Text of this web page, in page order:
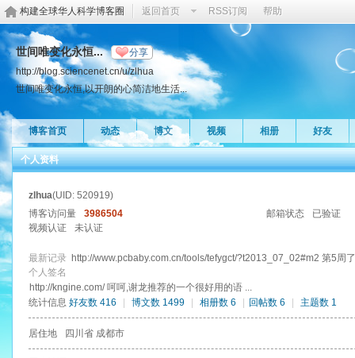
构建全球华人科学博客圈 返回首页 RSS订阅 帮助
世间唯变化永恒... 分享
http://blog.sciencenet.cn/u/zlhua
世间唯变化永恒,以开朗的心简洁地生活...
博客首页 动态 博文 视频 相册 好友
个人资料
zlhua(UID: 520919)
博客访问量
3986504 邮箱状态
已验证
视频认证
未认证
最新记录 http://www.pcbaby.com.cn/tools/tefygct/?t2013_07_02#m2 第5周
个人签名
http://kngine.com/ 呵呵,谢龙推荐的一个很好用的语 ...
统计信息 好友数 416 博文数 1499 相册数 6 回帖数 6 主题数 1
居住地 四川省 成都市